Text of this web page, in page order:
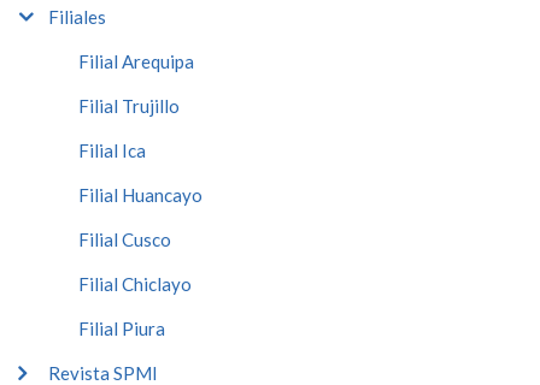
Filiales
Filial Arequipa
Filial Trujillo
Filial Ica
Filial Huancayo
Filial Cusco
Filial Chiclayo
Filial Piura
Revista SPMI